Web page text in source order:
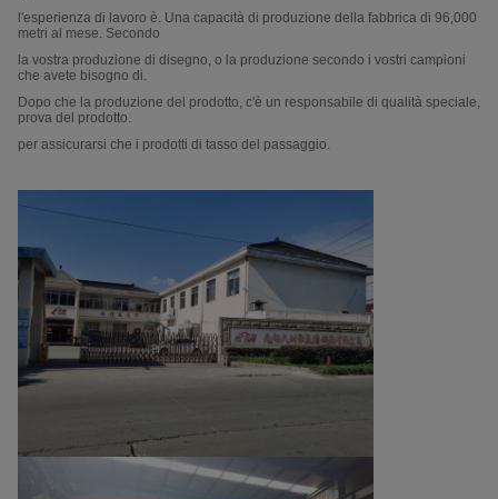
l'esperienza di lavoro è. Una capacità di produzione della fabbrica di 96,000
metri al mese. Secondo
la vostra produzione di disegno, o la produzione secondo i vostri campioni
che avete bisogno di.
Dopo che la produzione del prodotto, c'è un responsabile di qualità speciale,
prova del prodotto.
per assicurarsi che i prodotti di tasso del passaggio.